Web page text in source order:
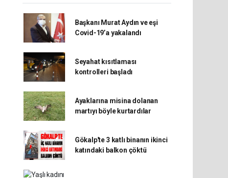
Başkanı Murat Aydın ve eşi
Covid-19’a yakalandı
Seyahat kısıtlaması
kontrolleri başladı
Ayaklarına misina dolanan
martıyı böyle kurtardılar
Gökalp'te 3 katlı binanın ikinci
katındaki balkon çöktü